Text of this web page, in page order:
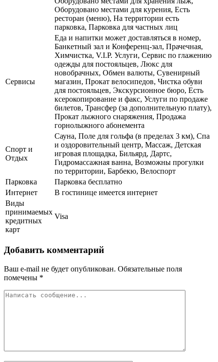
Оборудовано местами для курения, Есть
ресторан (меню), На территории есть
парковка, Парковка для частных лиц
Сервисы
Еда и напитки может доставляться в номер,
Банкетный зал и Конференц-зал, Прачечная,
Химчистка, V.I.P. Услуги, Сервис по глажению
одежды для постояльцев, Люкс для
новобрачных, Обмен валюты, Сувенирный
магазин, Прокат велосипедов, Чистка обуви
для постояльцев, Экскурсионное бюро, Есть
ксерокопирование и факс, Услуги по продаже
билетов, Трансфер (за дополнительную плату),
Прокат лыжного снаряжения, Продажа
горнолыжного абонемента
Спорт и
Отдых
Сауна, Поле для гольфа (в пределах 3 км), Спа
и оздоровительный центр, Массаж, Детская
игровая площадка, Бильярд, Дартс,
Гидромассажная ванна, Возможны прогулки
по территории, Барбекю, Велоспорт
Парковка
Парковка бесплатно
Интернет
В гостинице имеется интернет
Виды
принимаемых
кредитных
карт
Visa
Добавить комментарий
Ваш e-mail не будет опубликован. Обязательные поля
помечены *